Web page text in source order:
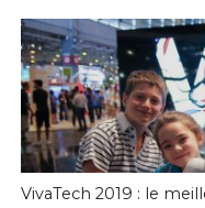
VivaTech 2019 : le